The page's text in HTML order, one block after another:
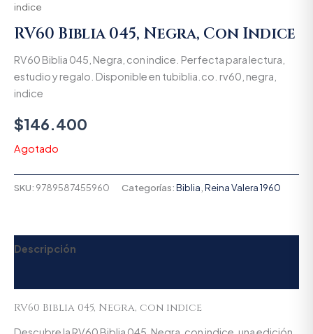
indice
RV60 Biblia 045, Negra, Con Indice
RV60 Biblia 045, Negra, con indice. Perfecta para lectura,
estudio y regalo. Disponible en tubiblia.co. rv60, negra,
indice
$146.400
Agotado
SKU: 9789587455960 Categorías:Biblia Reina Valera 1960
Descripción
RV60 Biblia 045, Negra, con indice